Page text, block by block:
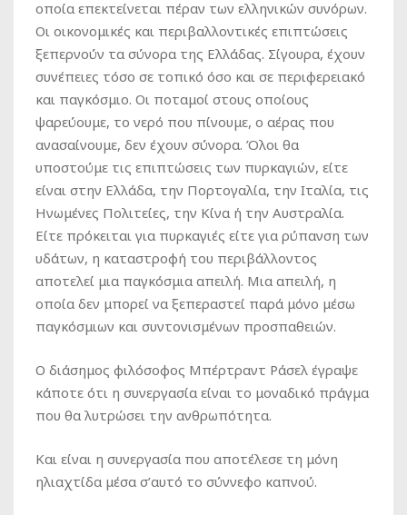
οποία επεκτείνεται πέραν των ελληνικών συνόρων.
Οι οικονομικές και περιβαλλοντικές επιπτώσεις
ξεπερνούν τα σύνορα της Ελλάδας. Σίγουρα, έχουν
συνέπειες τόσο σε τοπικό όσο και σε περιφερειακό
και παγκόσμιο. Οι ποταμοί στους οποίους
ψαρεύουμε, το νερό που πίνουμε, ο αέρας που
ανασαίνουμε, δεν έχουν σύνορα. Όλοι θα
υποστούμε τις επιπτώσεις των πυρκαγιών, είτε
είναι στην Ελλάδα, την Πορτογαλία, την Ιταλία, τις
Ηνωμένες Πολιτείες, την Κίνα ή την Αυστραλία.
Είτε πρόκειται για πυρκαγιές είτε για ρύπανση των
υδάτων, η καταστροφή του περιβάλλοντος
αποτελεί μια παγκόσμια απειλή. Μια απειλή, η
οποία δεν μπορεί να ξεπεραστεί παρά μόνο μέσω
παγκόσμιων και συντονισμένων προσπαθειών.
Ο διάσημος φιλόσοφος Μπέρτραντ Ράσελ έγραψε
κάποτε ότι η συνεργασία είναι το μοναδικό πράγμα
που θα λυτρώσει την ανθρωπότητα.
Και είναι η συνεργασία που αποτέλεσε τη μόνη
ηλιαχτίδα μέσα σ’αυτό το σύννεφο καπνού.